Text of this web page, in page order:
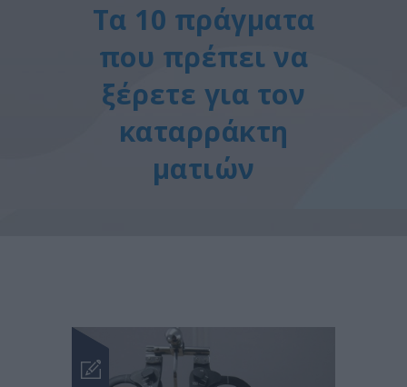
Τα 10 πράγματα
που πρέπει να
ξέρετε για τον
καταρράκτη
ματιών